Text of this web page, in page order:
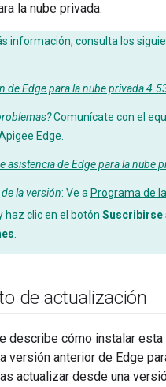
la nube privada.
información, consulta los
de Edge para la nube privada
Comunícate con el
Edge
asistencia de Edge para la nube
la versión: Ve a Programa de
haz clic en el botón Suscribirse
de actualización
describe cómo instalar
versión anterior de Edge
actualizar desde una